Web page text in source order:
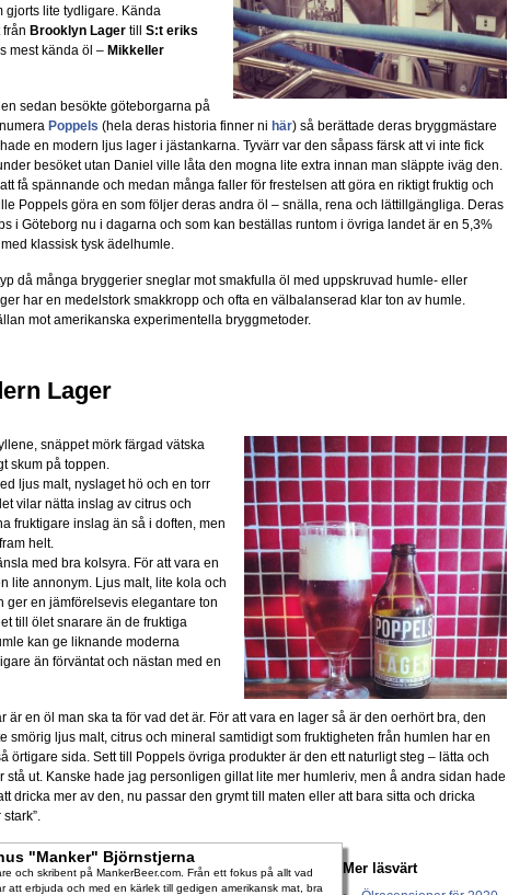
gjorts lite tydligare. Kända
Brooklyn Lager till S:t eriks
mest kända öl – Mikkeller
sedan besökte göteborgarna på
Poppels (hela deras historia finner ni här) så berättade deras bryggmästare
en modern ljus lager i jästankarna. Tyvärr var den såpass färsk att vi inte fick
besöket utan Daniel ville låta den mogna lite extra innan man släppte iväg den.
få spännande och medan många faller för frestelsen att göra en riktigt fruktig och
Poppels göra en som följer deras andra öl – snälla, rena och lättillgängliga. Deras
i Göteborg nu i dagarna och som kan beställas runtom i övriga landet är en 5,3%
klassisk tysk ädelhumle.
då många bryggerier sneglar mot smakfulla öl med uppskruvad humle- eller
har en medelstork smakkropp och ofta en välbalanserad klar ton av humle.
mot amerikanska experimentella bryggmetoder.
Lager
snäppet mörk färgad vätska
skum på toppen.
ljus malt, nyslaget hö och en torr
vilar nätta inslag av citrus och
fruktigare inslag än så i doften, men
helt.
med bra kolsyra. För att vara en
lite annonym. Ljus malt, lite kola och
ger en jämförelsevis elegantare ton
till ölet snarare än de fruktiga
kan ge liknande moderna
än förväntat och nästan med en
är en öl man ska ta för vad det är. För att vara en lager så är den oerhört bra, den
smörig ljus malt, citrus och mineral samtidigt som fruktigheten från humlen har en
örtigare sida. Sett till Poppels övriga produkter är den ett naturligt steg – lätta och
stå ut. Kanske hade jag personligen gillat lite mer humleriv, men å andra sidan hade
dricka mer av den, nu passar den grymt till maten eller att bara sitta och dricka
"Manker" Björnstjerna
och skribent på MankerBeer.com. Från ett fokus på allt vad
att erbjuda och med en kärlek till gedigen amerikansk mat, bra
Mer läsvärt